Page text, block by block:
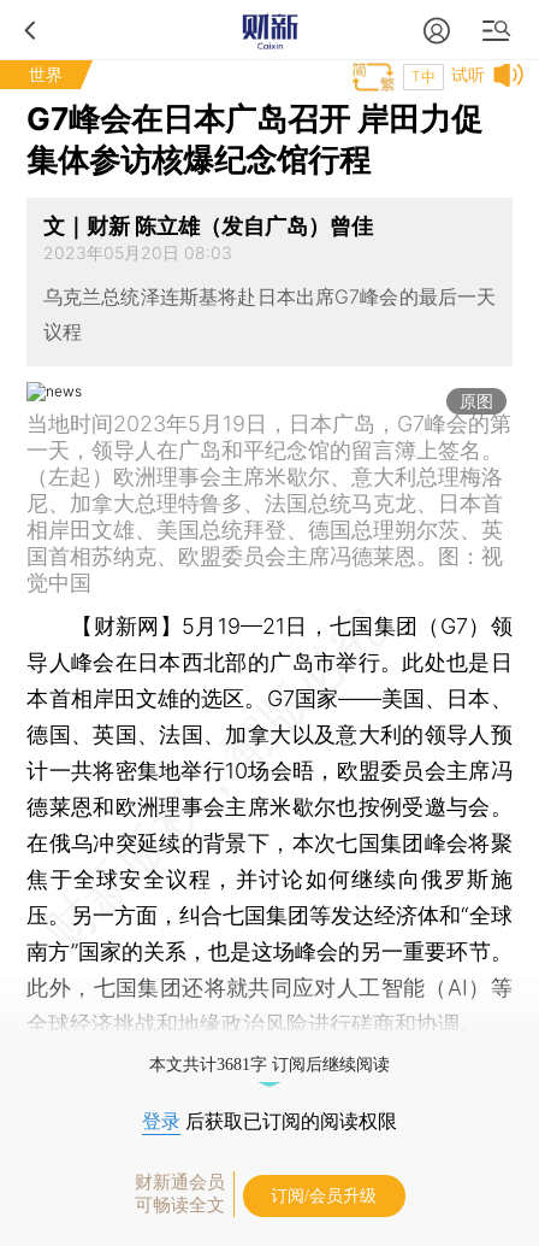
世界 试听
T中
G7峰会在日本广岛召开 岸田力促
集体参访核爆纪念馆行程
文｜财新 陈立雄（发自广岛）曾佳
2023年05月20日 08:03
乌克兰总统泽连斯基将赴日本出席G7峰会的最后一天
议程
原图
当地时间2023年5月19日，日本广岛，G7峰会的第
一天，领导人在广岛和平纪念馆的留言簿上签名。
（左起）欧洲理事会主席米歇尔、意大利总理梅洛
尼、加拿大总理特鲁多、法国总统马克龙、日本首
相岸田文雄、美国总统拜登、德国总理朔尔茨、英
国首相苏纳克、欧盟委员会主席冯德莱恩。图：视
觉中国
【财新网】 5月19—21日，七国集团（G7）领
导人峰会在日本西北部的广岛市举行。此处也是日
本首相岸田文雄的选区。G7国家——美国、日本、
德国、英国、法国、加拿大以及意大利的领导人预
计一共将密集地举行10场会晤，欧盟委员会主席冯
德莱恩和欧洲理事会主席米歇尔也按例受邀与会。
在俄乌冲突延续的背景下，本次七国集团峰会将聚
焦于全球安全议程，并讨论如何继续向俄罗斯施
压。另一方面，纠合七国集团等发达经济体和“全球
南方”国家的关系，也是这场峰会的另一重要环节。
此外，七国集团还将就共同应对人工智能（AI）等
全球经济挑战和地缘政治风险进行磋商和协调。
本文共计3681字 订阅后继续阅读
登录 后获取已订阅的阅读权限
财新通会员
可畅读全文
订阅/会员升级